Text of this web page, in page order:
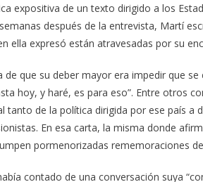
expositiva de un texto dirigido a los
después de la entrevista, Martí
ella expresó están atravesadas por su
que su deber mayor era impedir que
hoy, y haré, es para eso”. Entre otros
tanto de la política dirigida por ese país a
En esa carta, la misma donde
pormenorizadas rememoraciones
contado de una conversación suya